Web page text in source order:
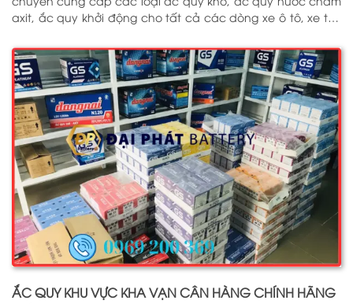
axit, ắc quy khởi động cho tất cả các dòng xe ô tô, xe tải,
thương hiệu như: GS, ĐỒNG NAI, VARTA, DELKOR, SOLITE,
ENIMAC, BOSCH, ROCKET. Tell: 0969 200 369
ẮC QUY KHU VỰC KHA VẠN CÂN HÀNG CHÍNH HÃNG